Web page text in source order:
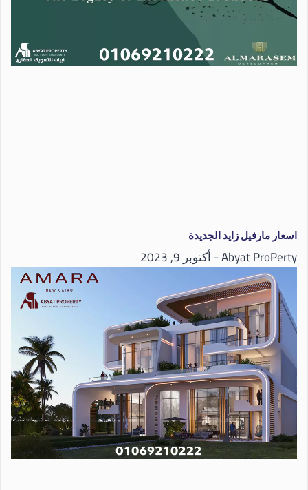
اسعار مارفيل زايد الجديدة
Abyat ProPerty أكتوبر 9, 2023